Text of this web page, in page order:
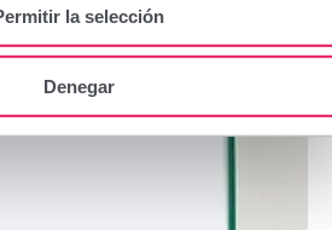
la selección
Denegar